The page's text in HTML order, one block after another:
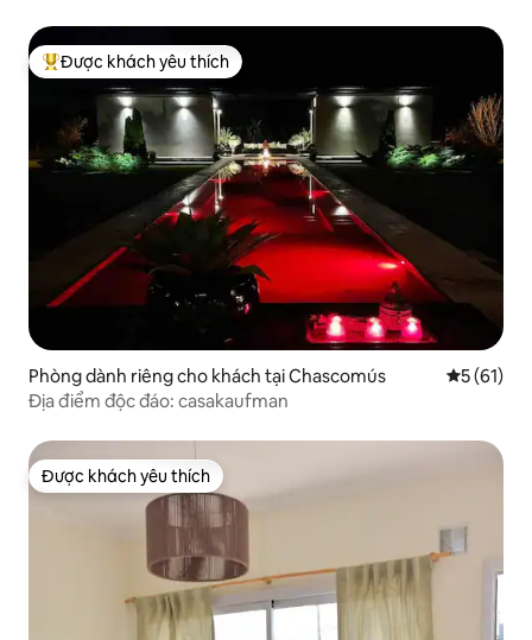
Được khách yêu thích nhất
Được khách yêu thích
Phòng dành riêng cho khách tại Chascomús Xếp hạng
5 (61)
Địa điểm độc đáo: casakaufman
Được khách yêu thích
Được khách yêu thích